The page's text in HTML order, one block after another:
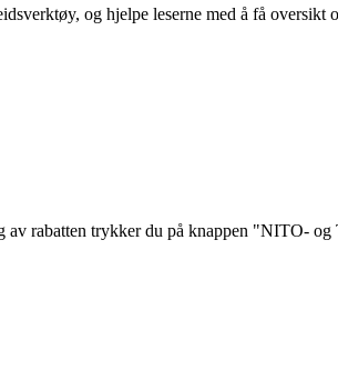
og hjelpe leserne med å få
rabatten trykker du på knappen "NITO- og